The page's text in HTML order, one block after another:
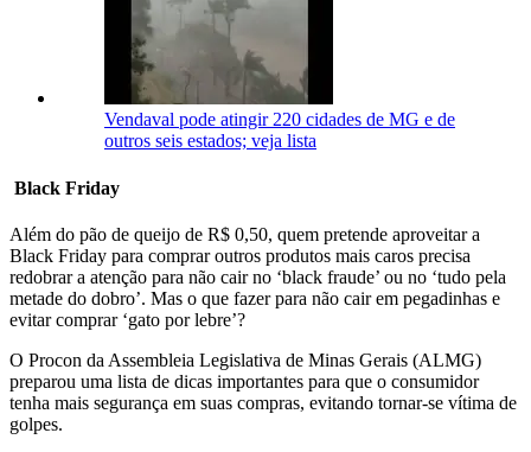
Vendaval pode atingir 220 cidades de MG e de
outros seis estados; veja lista
Black Friday
Além do pão de queijo de R$ 0,50, quem pretende aproveitar a
Black Friday para comprar outros produtos mais caros precisa
redobrar a atenção para não cair no ‘black fraude’ ou no ‘tudo pela
metade do dobro’. Mas o que fazer para não cair em pegadinhas e
evitar comprar ‘gato por lebre’?
O Procon da Assembleia Legislativa de Minas Gerais (ALMG)
preparou uma lista de dicas importantes para que o consumidor
tenha mais segurança em suas compras, evitando tornar-se vítima de
golpes.